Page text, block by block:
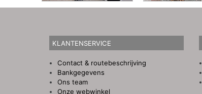
KLANTENSERVICE
Contact & routebeschrijving
Bankgegevens
Ons team
Onze webwinkel